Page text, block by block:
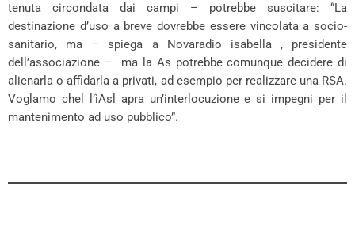
tenuta circondata dai campi – potrebbe suscitare: “La
destinazione d’uso a breve dovrebbe essere vincolata a socio-
sanitario, ma – spiega a Novaradio isabella , presidente
dell’associazione – ma la As potrebbe comunque decidere di
alienarla o affidarla a privati, ad esempio per realizzare una RSA.
Voglamo chel l’ìAsl apra un’interlocuzione e si impegni per il
mantenimento ad uso pubblico”.